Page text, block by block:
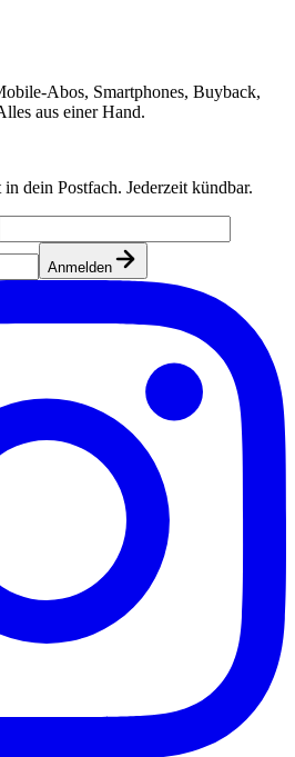
Abos, Smartphones, Buyback,
aus einer Hand.
dein Postfach. Jederzeit kündbar.
Anmelden